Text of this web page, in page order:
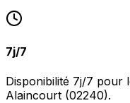
7j/7
Disponibilité 7j/7 pour
Alaincourt (02240).